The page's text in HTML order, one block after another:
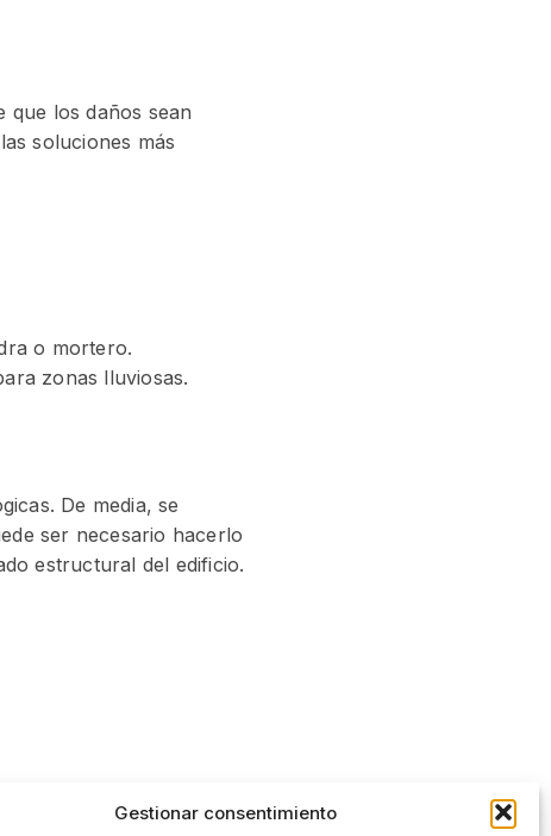
Gestionar consentimiento
que los daños sean
soluciones más
o mortero.
zonas lluviosas.
De media, se
ser necesario hacerlo
estructural del edificio.